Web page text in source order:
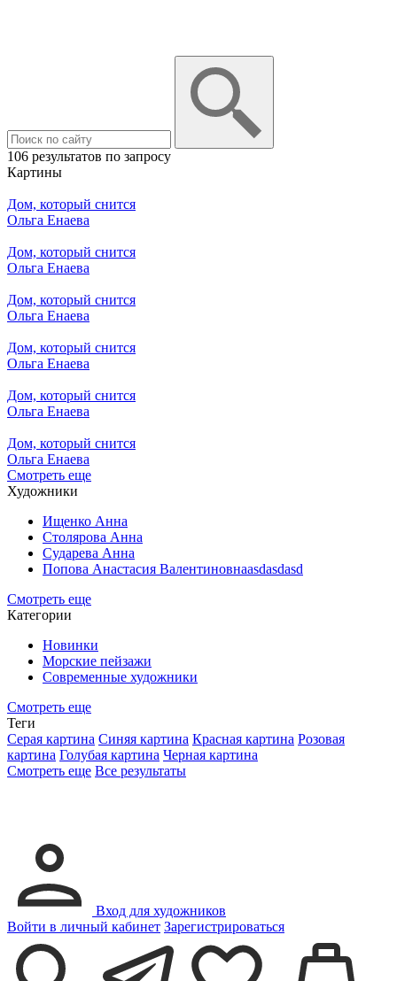
106 результатов по запросу
Картины
Дом, который снится
Ольга Енаева
Дом, который снится
Ольга Енаева
Дом, который снится
Ольга Енаева
Дом, который снится
Ольга Енаева
Дом, который снится
Ольга Енаева
Дом, который снится
Ольга Енаева
Смотреть еще
Художники
Ищенко Анна
Столярова Анна
Сударева Анна
Попова Анастасия Валентиновнаasdasdasd
Смотреть еще
Категории
Новинки
Морские пейзажи
Современные художники
Смотреть еще
Теги
Серая картина Синяя картина Красная картина Розовая
картина Голубая картина Черная картина
Смотреть еще Все результаты
Вход для художников
Войти в личный кабинет Зарегистрироваться